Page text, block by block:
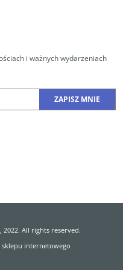
i ważnych wydarzeniach
All rights reserved.
internetowego